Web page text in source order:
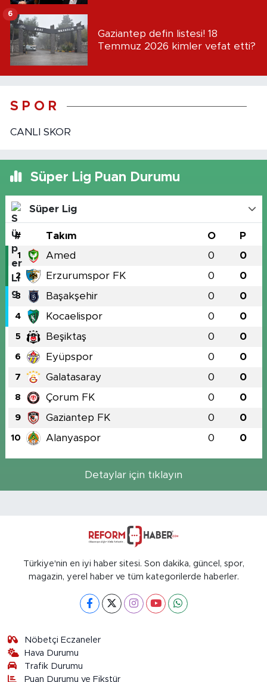
Gaziantep defin listesi! 18
Temmuz 2026 kimler vefat etti?
6
S P O R
CANLI SKOR
Süper Lig Puan Durumu
Süper Lig
# Takım O P
1 Amed 0 0
2 Erzurumspor FK 0 0
3 Başakşehir 0 0
4 Kocaelispor 0 0
5 Beşiktaş 0 0
6 Eyüpspor 0 0
7 Galatasaray 0 0
8 Çorum FK 0 0
9 Gaziantep FK 0 0
10 Alanyaspor 0 0
Detaylar için tıklayın
Türkiye'nin en iyi haber sitesi. Son dakika, güncel, spor,
magazin, yerel haber ve tüm kategorilerde haberler.
Nöbetçi Eczaneler
Hava Durumu
Trafik Durumu
Puan Durumu ve Fikstür